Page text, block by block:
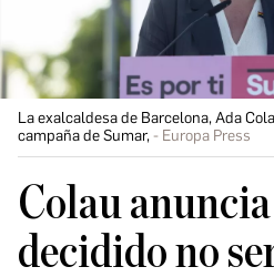
La exalcaldesa de Barcelona, Ada
campaña de Sumar,
Europa Press
Colau
decidido no